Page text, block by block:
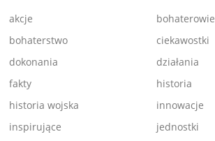
akcje
bohaterowie
bohaterstwo
ciekawostki
dokonania
działania
fakty
historia
historia wojska
innowacje
inspirujące
jednostki